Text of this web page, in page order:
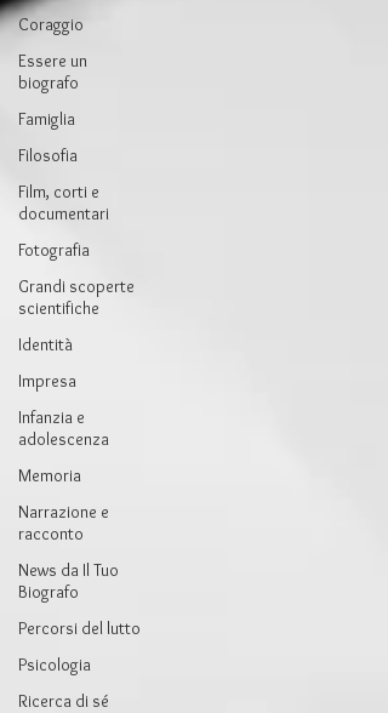
Coraggio
Essere un
biografo
Famiglia
Filosofia
Film, corti e
documentari
Fotografia
Grandi scoperte
scientifiche
Identità
Impresa
Infanzia e
adolescenza
Memoria
Narrazione e
racconto
News da Il Tuo
Biografo
Percorsi del lutto
Psicologia
Ricerca di sé